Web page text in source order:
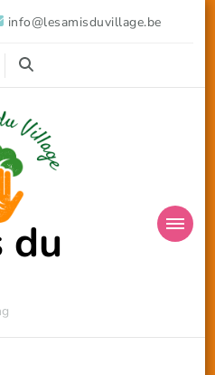
info@lesamisduvillage.be
du